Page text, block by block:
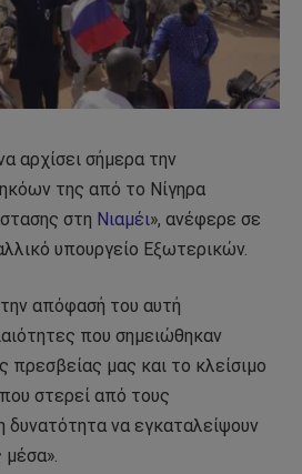
αρχίσει σήμερα την
της από το Νίγηρα
στη Νιαμέι», ανέφερε σε
υπουργείο Εξωτερικών.
απόφασή του αυτή
που σημειώθηκαν
πρεσβείας μας και το κλείσιμο
στερεί από τους
να εγκαταλείψουν